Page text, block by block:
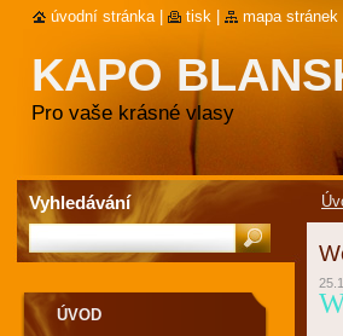
KAPO
Pro vaše krásné vlasy
ÚVOD
Vyhledávání
úvodní stránka tisk mapa stránek